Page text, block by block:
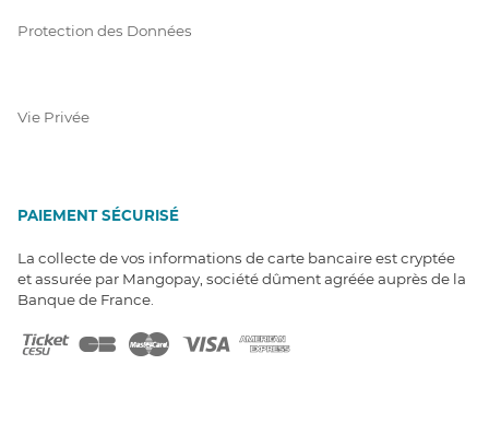
Protection des Données
Vie Privée
PAIEMENT SÉCURISÉ
La collecte de vos informations de carte bancaire est cryptée
et assurée par Mangopay, société dûment agréée auprès de la
Banque de France.